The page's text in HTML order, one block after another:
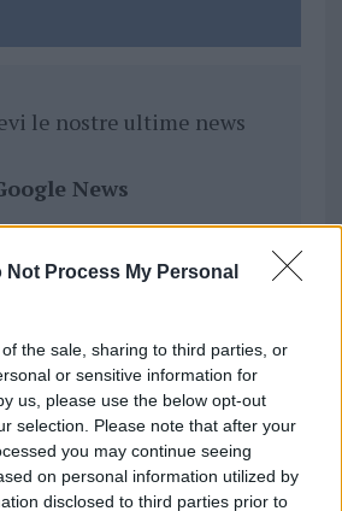
Not Process My Personal
the sale, sharing to third parties, or
or sensitive information for
us, please use the below opt-out
selection. Please note that after your
you may continue seeing
on personal information utilized by
disclosed to third parties prior to
le nostre ultime news
News
W
h
at
s
A
S
h
a
re
precedente
articolo